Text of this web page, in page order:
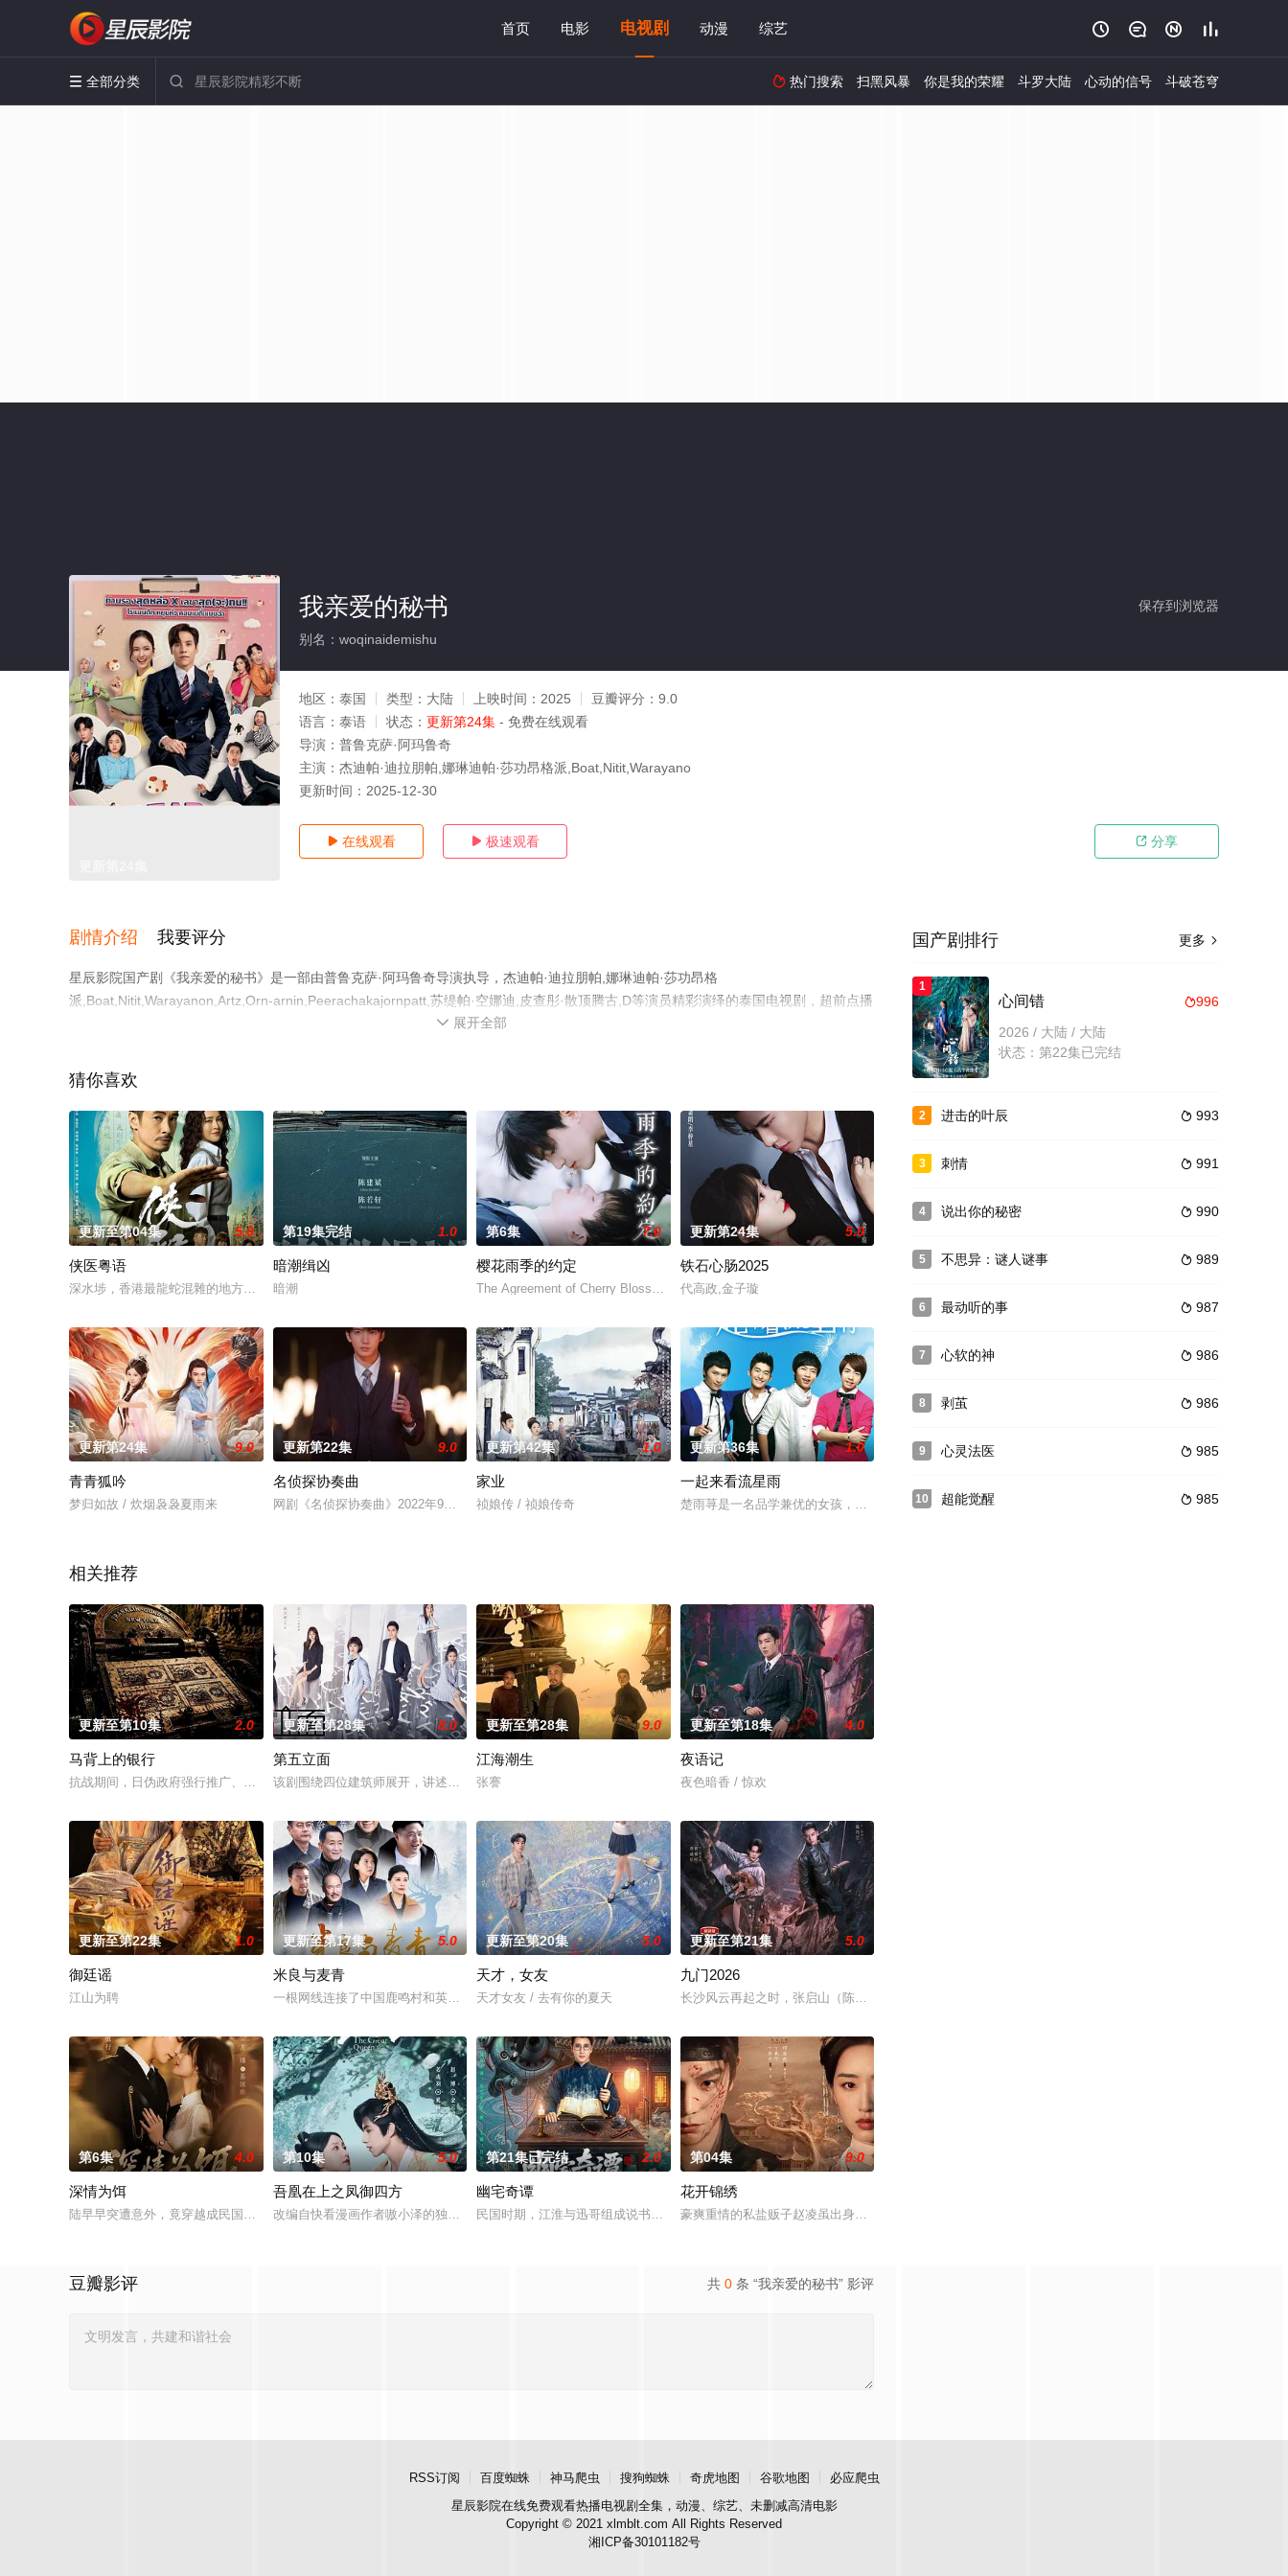
首页 电影 电视剧 动漫 综艺    
 全部分类   热门搜索 扫黑风暴 你是我的荣耀 斗罗大陆 心动的信号 斗破苍穹
保存到浏览器
我亲爱的秘书
别名：woqinaidemishu
地区： 泰国 类型： 大陆 上映时间： 2025 豆瓣评分： 9.0
语言： 泰语 状态： 更新第24集 - 免费在线观看
导演： 普鲁克萨·阿玛鲁奇
主演： 杰迪帕·迪拉朋帕,娜琳迪帕·莎功昂格派,Boat,Nitit,Warayano
更新时间： 2025-12-30
 在线观看  极速观看  分享
剧情介绍 我要评分
星辰影院国产剧《我亲爱的秘书》是一部由普鲁克萨·阿玛鲁奇导演执导，杰迪帕·迪拉朋帕,娜琳迪帕·莎功昂格
派,Boat,Nitit,Warayanon,Artz,Orn-arnin,Peerachakajornpatt,苏缇帕·空娜迪,皮查彤·散顶腾古,D等演员精彩演绎的泰国电视剧，超前点播
免费观看高清无删减完整版电视剧全集就上星辰影视，更多相关信息可移步至豆瓣电视剧、电视猫或剧情网等平台了解。
 展开全部
猜你喜欢
更新至第04集 5.0
侠医粤语
深水埗，香港最龍蛇混雜的地方，卻孕育出一股俠義情懷，成就一個現代傳奇。他經歷過死亡，心心念念，要傳承父親濟世為懷的人道精神，接受過西方教育，卻熱衷中國傳統的太極和射藝。他深信父親傳下來的活絡油，
第19集完结 1.0
暗潮缉凶
暗潮
第6集 7.0
樱花雨季的约定
The Agreement of Cherry Blossom Rainy Season
更新第24集 5.0
铁石心肠2025
代高政,金子璇
更新第24集 9.0
青青狐吟
梦归如故 / 炊烟袅袅夏雨来
更新第22集 9.0
名侦探协奏曲
网剧《名侦探协奏曲》2022年9月开拍，静待播出。
更新第42集 1.0
家业
祯娘传 / 祯娘传奇
更新第36集 1.0
一起来看流星雨
楚雨荨是一名品学兼优的女孩，理想是进入当地有名的贵族学院艾利斯顿商学院学习，但并不殷实的家境让
相关推荐
更新至第10集 2.0
马背上的银行
抗战期间，日伪政府强行推广、使用由“中国准备银行”发行的伪钞货币。根据党中央指示，高景波、徐邵梁、孙希光和黄鹰等人开始筹备建立冀南银行，手艺人张宝田在共产党人的感召下承担起印刷冀南币的使命。1939年
更新至第28集 8.0
第五立面
该剧围绕四位建筑师展开，讲述了他们在中意合作项目中面对专业挑战与境外竞争，通过创新实践实现本土设计理念突破的故事。
更新至第28集 9.0
江海潮生
张謇
更新至第18集 4.0
夜语记
夜色暗香 / 惊欢
更新至第22集 1.0
御廷谣
江山为聘
更新至第17集 5.0
米良与麦青
一根网线连接了中国鹿鸣村和英国牛津，麦香通过视频向米良宣告：婚不结了。鹿鸣村开了锅，村民大骂麦香是叛徒。麦香是婚前体检查出不孕症，从此走上虐心旅途。米良火速回国
更新至第20集 5.0
天才，女友
天才女友 / 去有你的夏天
更新至第21集 5.0
九门2026
长沙风云再起之时，张启山（陈伟霆 饰）与吴老狗（曾舜晞 饰）强强联手，携手霍仙姑（陈瑶 饰）与九门
第6集 4.0
深情为饵
陆早早突遭意外，竟穿越成民国少夫人苏沐晚，醒来，却是丈夫枪口相对、父母冤案、连环下毒……她于绝境中步步破局，与“醋精”少爷凌慎行从生死对立到情根深重，可就在浓情蜜意时，她骤然梦醒归现代，转角竟撞见那
第10集 5.0
吾凰在上之凤御四方
改编自快看漫画作者嗷小泽的独家连载漫画《吾凰在上》。 现代少女奚圆（姜贞羽 饰）因意外踏入玄机界，
第21集已完结 2.0
幽宅奇谭
民国时期，江淮与迅哥组成说书班子，偶遇“白天人住屋，晚上鬼占房”的阴阳宅，江淮被掳走配“阴婚”。他与女探长穆英搭档，侦破阎王娶亲、五
第04集 9.0
花开锦绣
豪爽重情的私盐贩子赵凌虽出身草莽，却心怀壮志，他结识了遭人诬陷私通的世家名媛小姐傅庭芸，被迫一
共 0 条 “我亲爱的秘书” 影评
豆瓣影评
更多 
国产剧排行
1
996
心间错
2026 / 大陆 / 大陆
状态：第22集已完结
2  993
进击的叶辰
3  991
刺情
4  990
说出你的秘密
5  989
不思异：谜人谜事
6  987
最动听的事
7  986
心软的神
8  986
剥茧
9  985
心灵法医
10  985
超能觉醒
RSS订阅 百度蜘蛛 神马爬虫 搜狗蜘蛛 奇虎地图 谷歌地图
必应爬虫
星辰影院在线免费观看热播电视剧全集，动漫、综艺、未删减高清电影
Copyright © 2021 xlmblt.com All Rights Reserved
湘ICP备30101182号